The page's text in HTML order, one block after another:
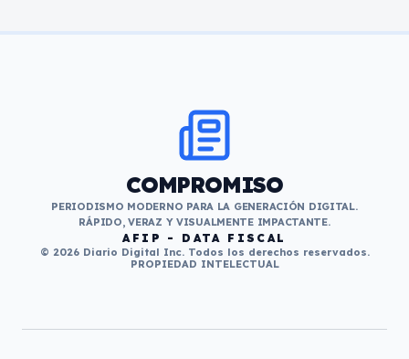
COMPROMISO
PERIODISMO MODERNO PARA LA GENERACIÓN DIGITAL.
RÁPIDO, VERAZ Y VISUALMENTE IMPACTANTE.
AFIP - DATA FISCAL
© 2026 Diario Digital Inc. Todos los derechos reservados.
PROPIEDAD INTELECTUAL